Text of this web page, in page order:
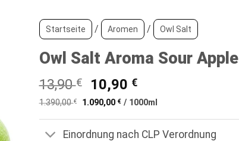
Startseite / Aromen / Owl Salt
Owl Salt Aroma Sour Apple
13,90€
Ursprünglicher
Preis
war:
13,90 €
10,90 €Aktueller
Preis
10,90 €.
1.390,00€ 1.090,00 €/ 1000ml
Einordnung nach CLP Verordnung